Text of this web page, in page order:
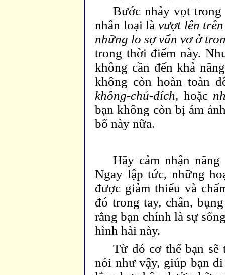
Bước nhảy vọt
nhân loại là vượt lên
những lo sợ vẩn vơ ở
trong thời điểm này.
không cần đến khả
không còn hoàn toàn
không-chủ-đích, hoặc
bạn không còn bị ám
bổ này nữa.
Hãy cảm nhận
Ngay lập tức, những
được giảm thiểu và
đó trong tay, chân,
rằng bạn chính là sự
hình hài này.
Từ đó cơ thể bạn sẽ
nói như vậy, giúp bạn